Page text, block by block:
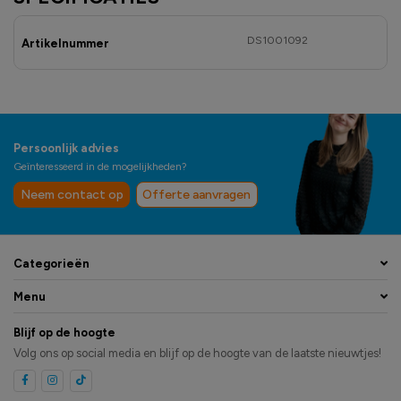
Artikelnummer DS1001092
Persoonlijk advies
Geïnteresseerd in de mogelijkheden?
Neem contact op Offerte aanvragen
Categorieën
Menu
Blijf op de hoogte
Volg ons op social media en blijf op de hoogte van de laatste nieuwtjes!